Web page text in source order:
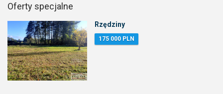
Oferty specjalne
Rzędziny
175 000 PLN